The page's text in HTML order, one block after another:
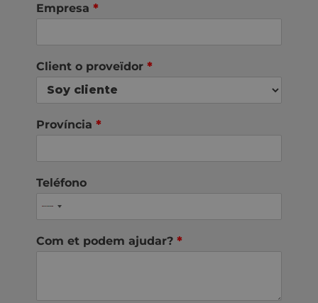
Empresa *
Client o proveïdor *
Província *
Teléfono
Com et podem ajudar? *